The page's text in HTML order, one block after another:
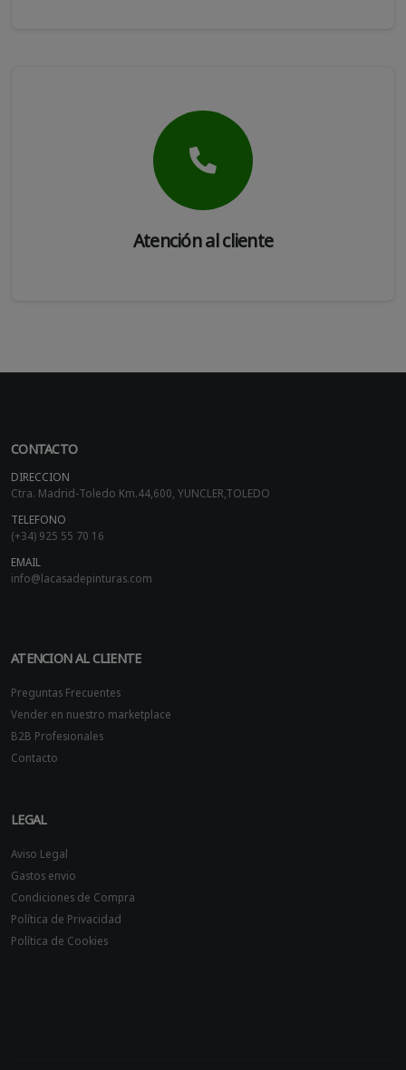
Atención al cliente
CONTACTO
DIRECCION
Ctra. Madrid-Toledo Km.44,600, YUNCLER,TOLEDO
TELEFONO
(+34) 925 55 70 16
EMAIL
info@lacasadepinturas.com
ATENCION AL CLIENTE
Preguntas Frecuentes
Vender en nuestro marketplace
B2B Profesionales
Contacto
LEGAL
Aviso Legal
Gastos envio
Condiciones de Compra
Política de Privacidad
Política de Cookies